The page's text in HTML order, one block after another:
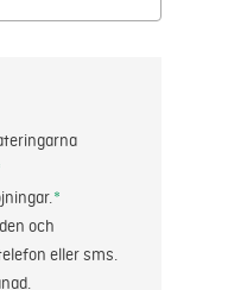
*
och
eller sms.